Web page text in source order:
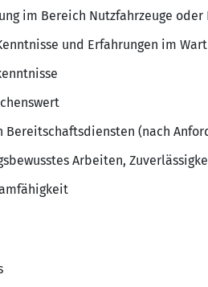
im Bereich Nutzfahrzeuge oder
und Erfahrungen im
Bereitschaftsdiensten (nach
Arbeiten,